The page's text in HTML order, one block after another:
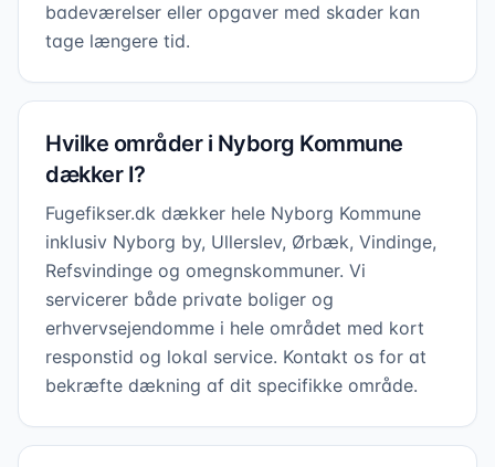
badeværelser eller opgaver med skader kan
tage længere tid.
Hvilke områder i Nyborg Kommune
dækker I?
Fugefikser.dk dækker hele Nyborg Kommune
inklusiv Nyborg by, Ullerslev, Ørbæk, Vindinge,
Refsvindinge og omegnskommuner. Vi
servicerer både private boliger og
erhvervsejendomme i hele området med kort
responstid og lokal service. Kontakt os for at
bekræfte dækning af dit specifikke område.